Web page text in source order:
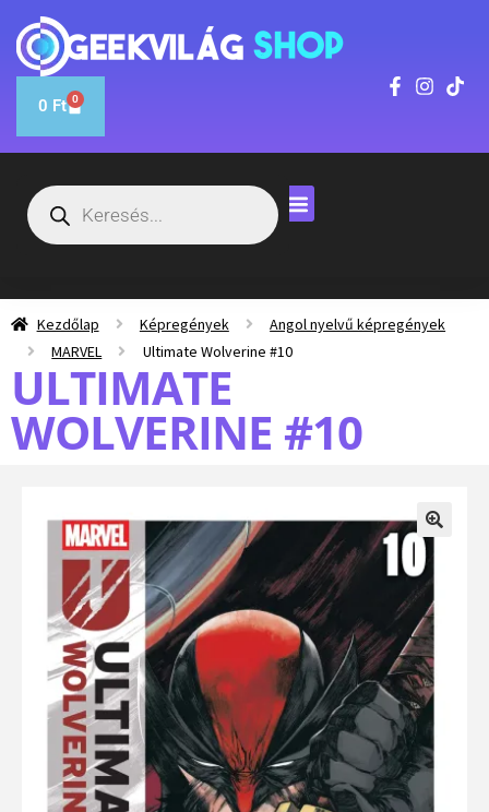
0 Ft 0
Kezdőlap Képregények
Angol nyelvű képregények
MARVEL
Ultimate Wolverine #10
ULTIMATE
WOLVERINE #10